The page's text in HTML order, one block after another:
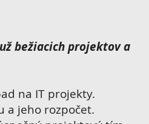
bežiacich projektov a
na IT projekty.
a jeho rozpočet.